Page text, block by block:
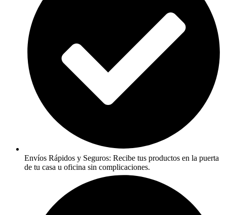
Envíos Rápidos y Seguros: Recibe tus productos en la puerta
de tu casa u oficina sin complicaciones.